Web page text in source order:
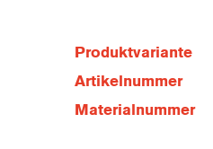
Produktvariante
Artikelnummer
Materialnummer